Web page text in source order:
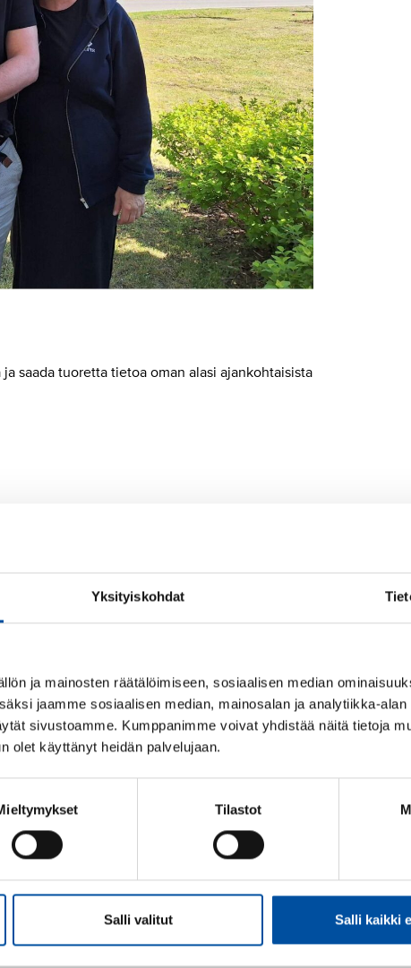
Yksityiskohdat
ja mainosten räätälöimiseen, sosiaalisen median
jaamme sosiaalisen median, mainosalan ja analytiikka-alan
sivustoamme. Kumppanimme voivat yhdistää näitä tietoja
olet käyttänyt heidän palvelujaan.
Tilastot
Salli valitut Salli kaikki
saada tuoretta tietoa oman alasi ajankohtaisista
majoituksen ja ruokailut sekä mahdollisen
yhteisöllisyyttä. Lähde rohkeasti mukaan –
kyseisellä työnantajalla tai sopimusalalla
nopeasti Oma SuPerissa.